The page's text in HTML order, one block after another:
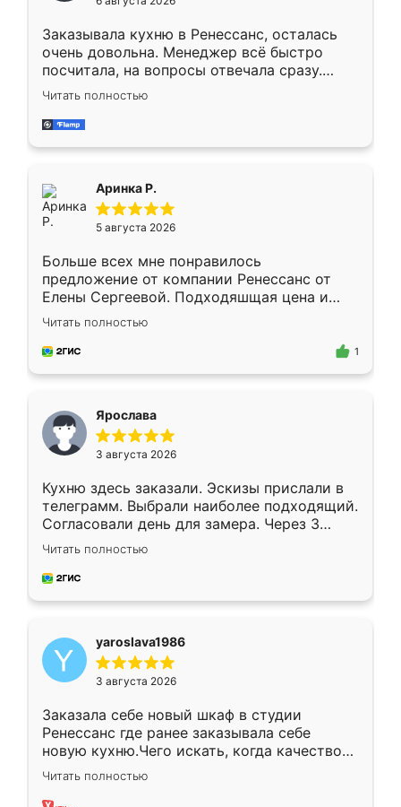
мебели буду заказывать только здесь.
Заказывала кухню в Ренессанс, осталась
очень довольна. Менеджер всё быстро
посчитала, на вопросы отвечала сразу.
Замерщик приехал в субботу, подошёл к
делу со всей ответственностью. Собрали
за день, ребята работали аккуратно, даже
Читать полностью
Аринка Р.
5 августа 2026
Больше всех мне понравилось
предложение от компании Ренессанс от
Елены Сергеевой. Подходяшщая цена и
короткие сроки изготовления. Приехавший
для замера сотрудник Владислав
предложил по моему эскизу самый
Читать полностью
1
Ярослава
3 августа 2026
Кухню здесь заказали. Эскизы прислали в
телеграмм. Выбрали наиболее подходящий.
Согласовали день для замера. Через 3
недели кухня была уже готова. Остались
довольны работой. Спасибо Ренессанс
мебель за качественную работу!
Читать полностью
yaroslava1986
3 августа 2026
Заказала себе новый шкаф в студии
Ренессанс где ранее заказывала себе
новую кухню.Чего искать, когда качеством
вполне довольна. Служит кухня уже почти
два года, нареканий нет.
Читать полностью